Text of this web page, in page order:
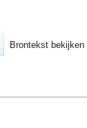
Brontekst bekijken